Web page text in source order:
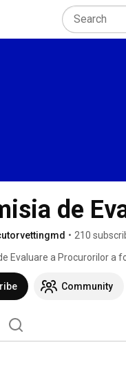
de
• 210
Evaluare a Procurorilor a
etice și financiare
Community